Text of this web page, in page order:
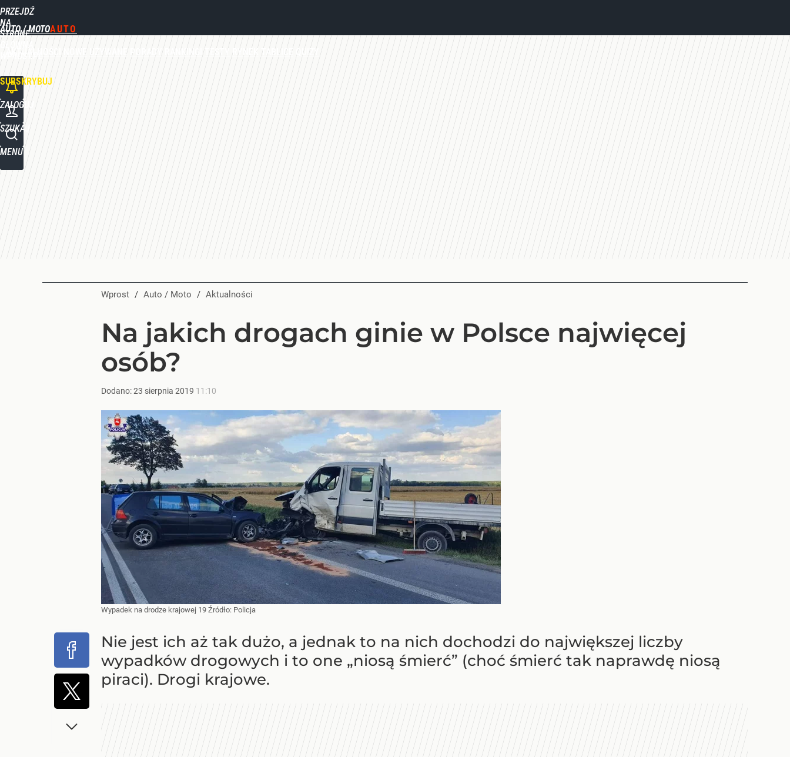
PRZEJDŹ
NA
STRONĘ
GŁÓWNĄ
WPROST.PL
AUTO / MOTO
AKTUALNOŚCI NOWE UŻYWANE PORADY RANKINGI TESTY RYNEK TABLICE QUIZY
SUBSKRYBUJ
ZALOGUJ
SZUKAJ
MENU
Wprost / Auto / Moto / Aktualności
Na jakich drogach ginie w Polsce najwięcej
osób?
Dodano:23 sierpnia 2019 11:10
Wypadek na drodze krajowej 19 Źródło: Policja
Nie jest ich aż tak dużo, a jednak to na nich dochodzi do największej liczby
wypadków drogowych i to one „niosą śmierć” (choć śmierć tak naprawdę niosą
piraci). Drogi krajowe.